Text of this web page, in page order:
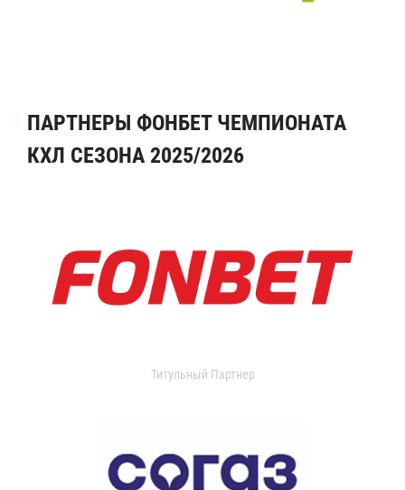
ПАРТНЕРЫ ФОНБЕТ ЧЕМПИОНАТА
КХЛ СЕЗОНА 2025/2026
Титульный Партнер